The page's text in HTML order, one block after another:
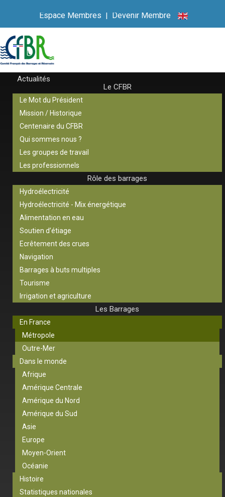
Espace Membres | Devenir Membre
Actualités
Le CFBR
Le Mot du Président
Mission / Historique
Centenaire du CFBR
Qui sommes nous ?
Les groupes de travail
Les professionnels
Rôle des barrages
Hydroélectricité
Hydroélectricité - Mix énergétique
Alimentation en eau
Soutien d’étiage
Ecrêtement des crues
Navigation
Barrages à buts multiples
Tourisme
Irrigation et agriculture
Les Barrages
En France
Métropole
Outre-Mer
Dans le monde
Afrique
Amérique Centrale
Amérique du Nord
Amérique du Sud
Asie
Europe
Moyen-Orient
Océanie
Histoire
Statistiques nationales